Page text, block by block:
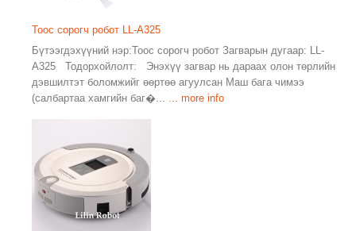
Тоос сорогч робот LL-A325
Бүтээгдэхүүний нэр:Тоос сорогч робот Загварын дугаар: LL-
A325 Тодорхойлолт: Энэхүү загвар нь дараах олон төрлийн
дэвшилтэт боломжийг өөртөө агуулсан Маш бага чимээ
(салбартаа хамгийн баг�...
... more info